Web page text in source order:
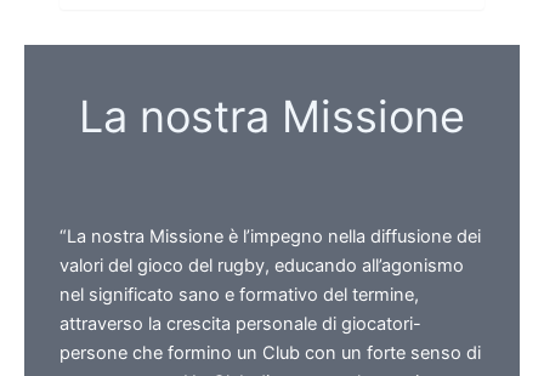
La nostra Missione
“La nostra Missione è l’impegno nella diffusione dei
valori del gioco del rugby, educando all’agonismo
nel significato sano e formativo del termine,
attraverso la crescita personale di giocatori-
persone che formino un Club con un forte senso di